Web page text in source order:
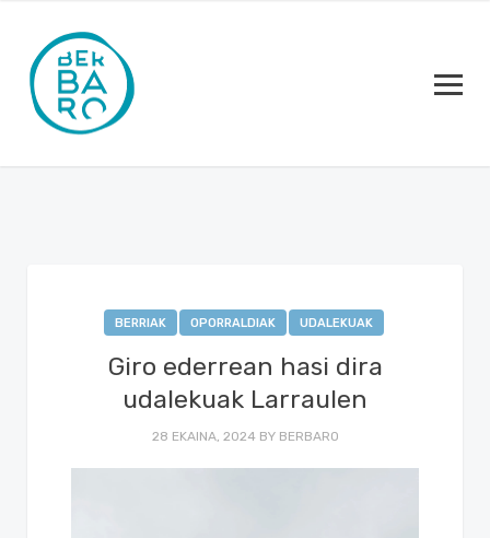
BERRIAK OPORRALDIAK UDALEKUAK
Giro ederrean hasi dira
udalekuak Larraulen
28 EKAINA, 2024 BY BERBARO